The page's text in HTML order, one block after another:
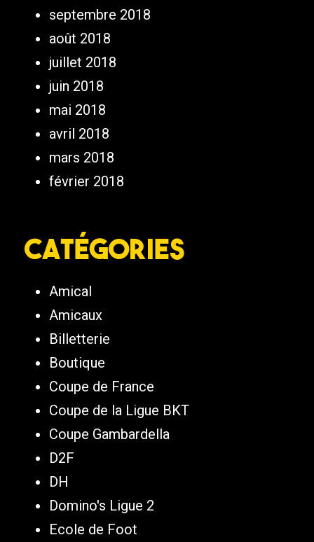
septembre 2018
août 2018
juillet 2018
juin 2018
mai 2018
avril 2018
mars 2018
février 2018
Catégories
Amical
Amicaux
Billetterie
Boutique
Coupe de France
Coupe de la Ligue BKT
Coupe Gambardella
D2F
DH
Domino's Ligue 2
Ecole de Foot